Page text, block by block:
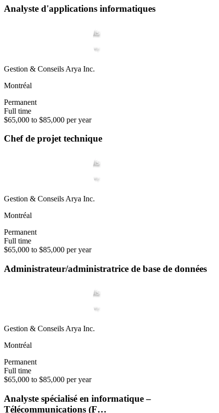
Analyste d'applications informatiques
Gestion & Conseils Arya Inc.
Montréal
Permanent
Full time
$65,000 to $85,000 per year
Chef de projet technique
Gestion & Conseils Arya Inc.
Montréal
Permanent
Full time
$65,000 to $85,000 per year
Administrateur/administratrice de base de données
Gestion & Conseils Arya Inc.
Montréal
Permanent
Full time
$65,000 to $85,000 per year
Analyste spécialisé en informatique –
Télécommunications (F…